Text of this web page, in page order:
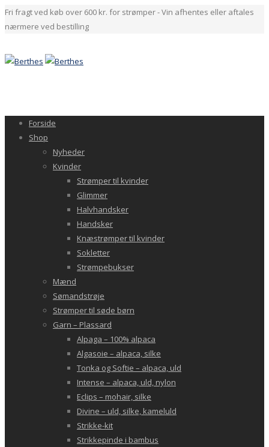
Fri fragt ved køb over 600 kr. for strømper - Vin afhentes eller aftales
nærmere ved bestilling
Forside
Shop
Nyheder
Kvinder
Strømper til kvinder
Glimmer
Halvhandsker
Handsker
Knæstrømper til kvinder
Sokletter
Strømpebukser
Mænd
Sømandstrøje
Strømper til søde børn
Garn – Plassard
Alpaga – 100% alpaca
Algasoie – alpaca, silke
Tonka og Softie – alpaca, uld
Intense – alpaca, uld, nylon
Eclips – mohair, silke
Divine – uld, silke, kameluld
Strikke-kit
Strikkepinde i bambus